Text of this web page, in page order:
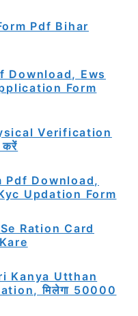
Pdf Bihar
Download, Ews
Form
Verification
Pdf Download,
Updation Form
Ration Card
Kanya Utthan
मिलेगा 50000